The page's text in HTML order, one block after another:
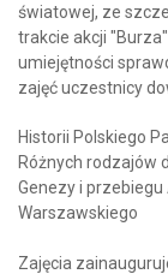
światowej, ze
trakcie akcji
umiejętności
zajęć uczestnicy
Historii Polskiego
Różnych rodzajów
Genezy i
Warszawskiego
Zajęcia